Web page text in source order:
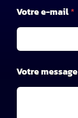
Votre e-mail*
V
o
t
Votre message